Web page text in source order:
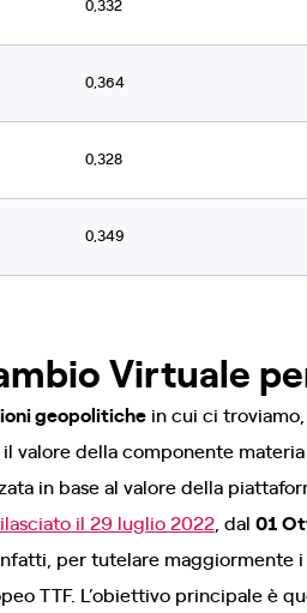
0,332
0,364
0,328
0,349
Virtuale
geopolitiche in cui ci
valore della componente
in base al valore della
il 29 luglio 2022 , dal 01
per tutelare maggiormente
TTF. L’obiettivo principale è